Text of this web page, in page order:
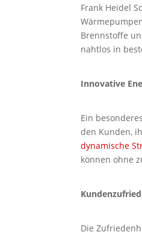
Frank Heidel
Brennstoffe
nahtlos in
Innovative
Ein
den Kunden,
dynamische
können ohne
Die